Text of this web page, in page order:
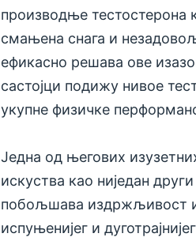
производње
смањена снага и
ефикасно решава ове
састојци подижу нивое
укупне физичке
Једна од његових
искуства као ниједан
побољшава издржљивост
испуњенијег и